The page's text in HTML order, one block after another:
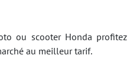
ou scooter Honda profitez
au meilleur tarif.